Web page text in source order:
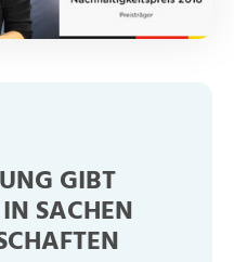
GIBT
SACHEN